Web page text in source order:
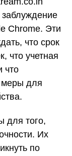
Chrome. Эти
что срок
что учетная
что
меры для
для того,
Их
по